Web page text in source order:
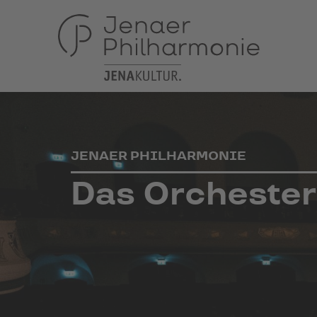
JENAER PHILHARMONIE
Das Orchester